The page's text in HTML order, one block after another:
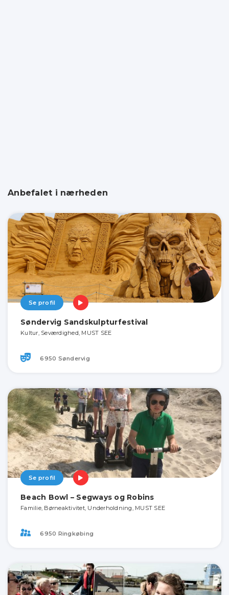
Anbefalet i nærheden
Se profil
Søndervig Sandskulpturfestival
Kultur, Seværdighed, MUST SEE
6950 Søndervig
Se profil
Beach Bowl – Segways og Robins
Familie, Børneaktivitet, Underholdning, MUST SEE
6950 Ringkøbing